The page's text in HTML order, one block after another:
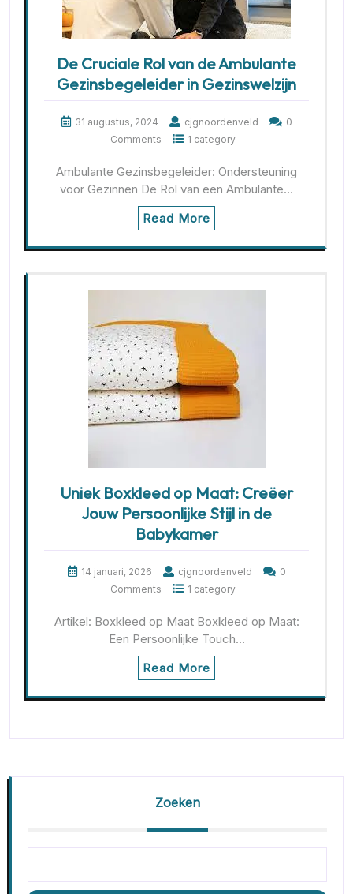
De Cruciale Rol van de Ambulante
Gezinsbegeleider in Gezinswelzijn
31 augustus, 2024 cjgnoordenveld
0
Comments
1 category
Ambulante Gezinsbegeleider: Ondersteuning
voor Gezinnen De Rol van een Ambulante…
Read More
Uniek Boxkleed op Maat: Creëer
Jouw Persoonlijke Stijl in de
Babykamer
14 januari, 2026 cjgnoordenveld
0
Comments
1 category
Artikel: Boxkleed op Maat Boxkleed op Maat:
Een Persoonlijke Touch…
Read More
Zoeken